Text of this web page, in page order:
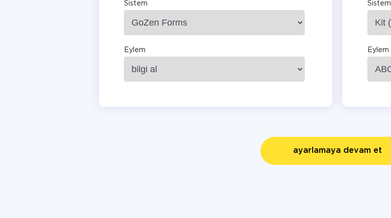
Sistem
Eylem
Sistem
Eylem
ayarlamaya devam et